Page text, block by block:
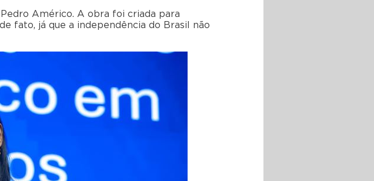
Pedro Américo. A obra foi criada para
fato, já que a independência do Brasil não